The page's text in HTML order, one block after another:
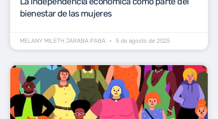
bienestar de las mujeres
MELANY MILETH JARABA PABA 5 de agosto de 2025